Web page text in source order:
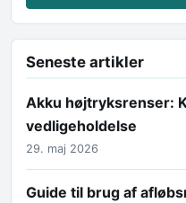
Seneste artikler
Akku højtryksrenser:
vedligeholdelse
29. maj 2026
Guide til brug af